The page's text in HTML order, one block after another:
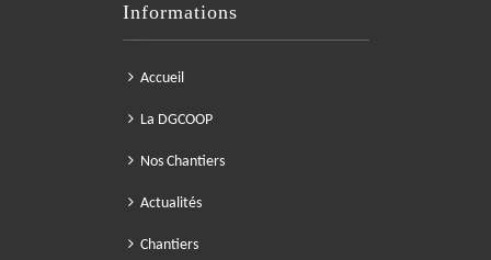
Informations
Accueil
La DGCOOP
Nos Chantiers
Actualités
Chantiers